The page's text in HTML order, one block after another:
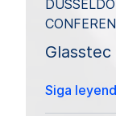
Glasstec
Siga